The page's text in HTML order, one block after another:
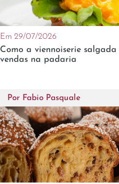
Em 29/07/2026
Como a viennoiserie
vendas na padaria
Por Fabio Pasquale